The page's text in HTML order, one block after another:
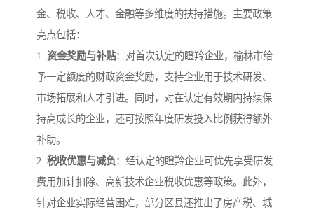
金、税收、人才、金融等多维度的扶持措施。主要政策
亮点包括：
1. 资金奖励与补贴：对首次认定的瞪羚企业，榆林市给
予一定额度的财政资金奖励，支持企业用于技术研发、
市场拓展和人才引进。同时，对在认定有效期内持续保
持高成长的企业，还可按照年度研发投入比例获得额外
补助。
2. 税收优惠与减负：经认定的瞪羚企业可优先享受研发
费用加计扣除、高新技术企业税收优惠等政策。此外，
针对企业实际经营困难，部分区县还推出了房产税、城